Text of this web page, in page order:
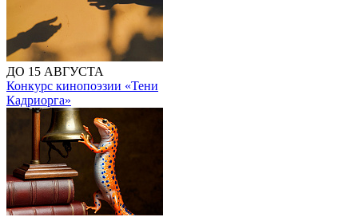
ДО 15 АВГУСТА
Конкурс кинопоэзии «Тени
Кадриорга»